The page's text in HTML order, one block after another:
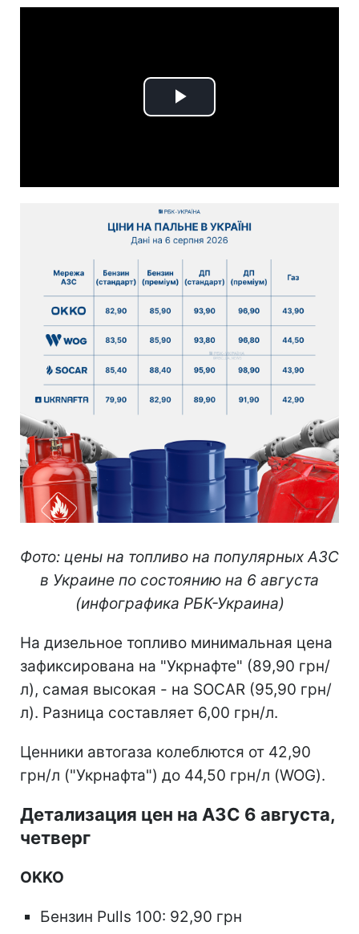
Play
Фото: цены на топливо на популярных АЗС
в Украине по состоянию на 6 августа
(инфографика РБК-Украина)
На дизельное топливо минимальная цена
зафиксирована на "Укрнафте" (89,90 грн/
л), самая высокая - на SOCAR (95,90 грн/
л). Разница составляет 6,00 грн/л.
Ценники автогаза колеблются от 42,90
грн/л ("Укрнафта") до 44,50 грн/л (WOG).
Детализация цен на АЗС 6 августа,
четверг
OKKO
Бензин Pulls 100: 92,90 грн